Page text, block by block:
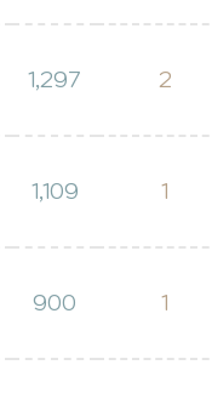
1,297 2
1,109 1
900 1